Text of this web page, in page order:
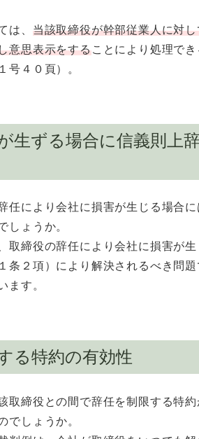
は、 当該取締役が幹部従業人に対
意思表示をすることにより処理で
号４０頁）。
生ずる場合に信義則上
任により会社に損害が生じる場合
しょうか。
取締役の辞任により会社に損害が
条２項）により解決されるべき問
ます。
る特約の有効性
取締役との間で辞任を制限する特
でしょうか。